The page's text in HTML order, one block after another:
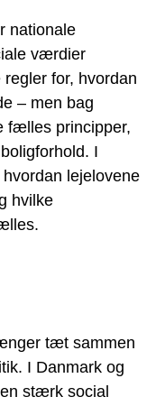
nationale
værdier
for, hvordan
– men bag
fælles principper,
I
lejelovene
hvilke
tæt sammen
I Danmark og
stærk social